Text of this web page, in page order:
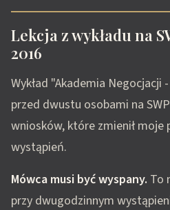
Lekcja z wykładu na
2016
Wykład "Akademia
przed dwustu osobami na
wniosków, które zmienił moje
wystąpień.
Mówca musi być wyspany. To
przy dwugodzinnym